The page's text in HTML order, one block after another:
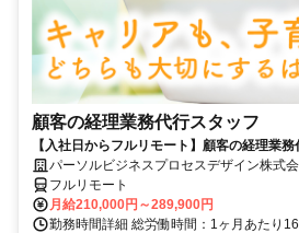
顧客の経理業務代行スタッフ
【入社日からフルリモート】顧客の経理業務
パーソルビジネスプロセスデザイン株式
フルリモート
月給210,000円～289,900円
勤務時間詳細 総労働時間：1ヶ月あたり